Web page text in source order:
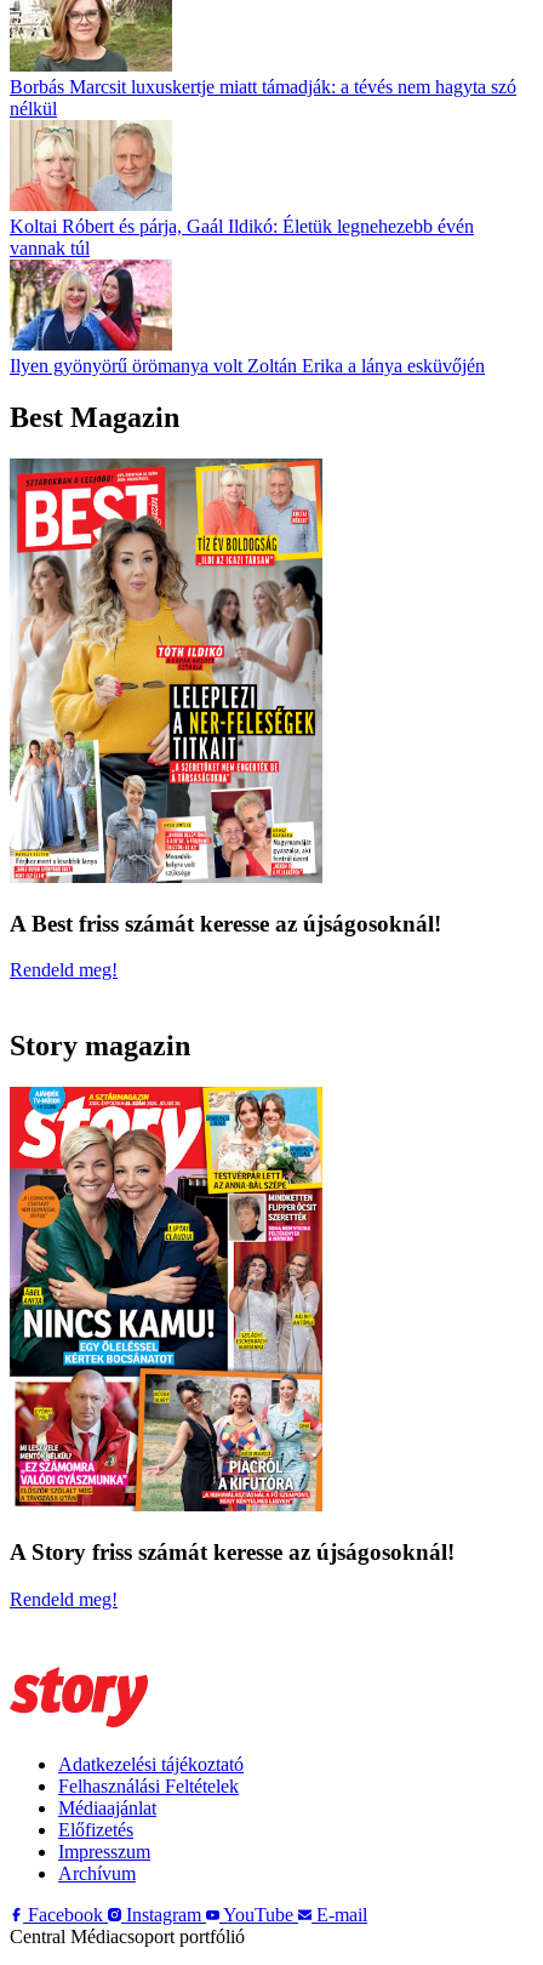
Borbás Marcsit luxuskertje miatt támadják: a tévés nem hagyta szó
nélkül
Koltai Róbert és párja, Gaál Ildikó: Életük legnehezebb évén
vannak túl
Ilyen gyönyörű örömanya volt Zoltán Erika a lánya esküvőjén
Best Magazin
A Best friss számát keresse az újságosoknál!
Rendeld meg!
Story magazin
A Story friss számát keresse az újságosoknál!
Rendeld meg!
Adatkezelési tájékoztató
Felhasználási Feltételek
Médiaajánlat
Előfizetés
Impresszum
Archívum
Facebook
Instagram YouTube
E-mail
Central Médiacsoport portfólió